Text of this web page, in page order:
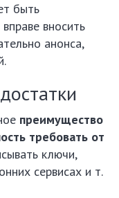
быть
вносить
анонса,
преимущество
требовать от
ключи,
сервисах и т.